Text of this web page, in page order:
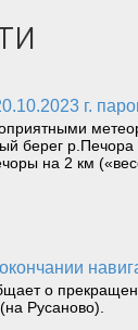
20.10.2023 г.
берег
на 2 км
о
Русаново).